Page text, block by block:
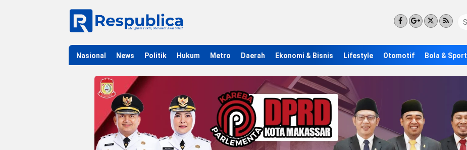
Nasional News Politik Hukum Metro Daerah Ekonomi & Bisnis Lifestyle Otomotif Bola & Sport